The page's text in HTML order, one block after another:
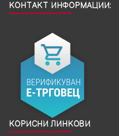
КОНТАКТ ИНФОРМАЦИИ:
КОРИСНИ ЛИНКОВИ